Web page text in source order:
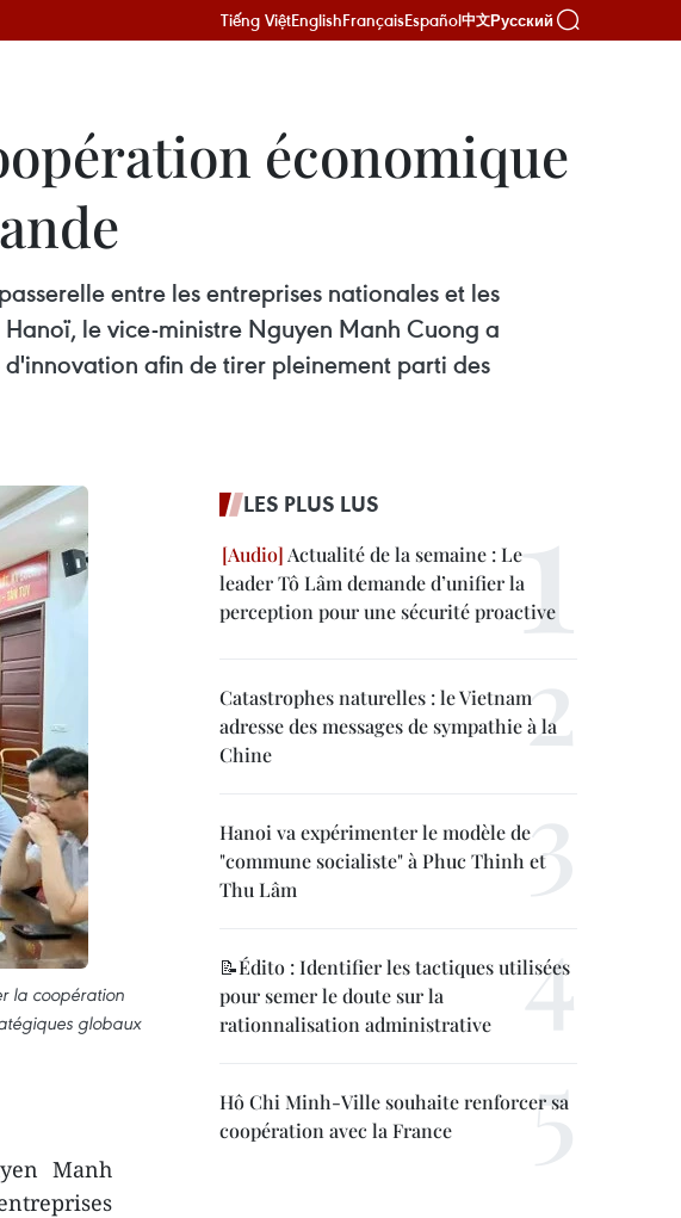
Tiếng ViệtEnglishFrançaisEspañol中文Русский
économique
entre les entreprises nationales et les
le vice-ministre Nguyen Manh Cuong a
afin de tirer pleinement parti des
la coopération
globaux
Manh
LES PLUS LUS
Actualité de la semaine : Le
leader Tô Lâm demande d’unifier la
perception pour une sécurité proactive
Catastrophes naturelles : le Vietnam
adresse des messages de sympathie à la
Chine
Hanoi va expérimenter le modèle de
"commune socialiste" à Phuc Thinh et
Thu Lâm
📝Édito : Identifier les tactiques utilisées
pour semer le doute sur la
rationnalisation administrative
Hô Chi Minh-Ville souhaite renforcer sa
coopération avec la France